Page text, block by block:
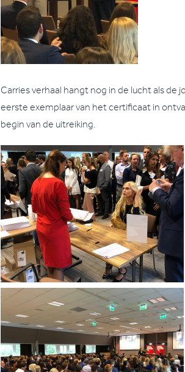
Carries verhaal hangt nog in de lucht als de
eerste exemplaar van het certificaat in
begin van de uitreiking.